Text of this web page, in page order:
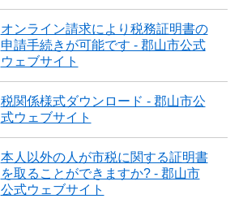
オンライン請求により税務証明書の
申請手続きが可能です - 郡山市公式
ウェブサイト
税関係様式ダウンロード - 郡山市公
式ウェブサイト
本人以外の人が市税に関する証明書
を取ることができますか? - 郡山市
公式ウェブサイト